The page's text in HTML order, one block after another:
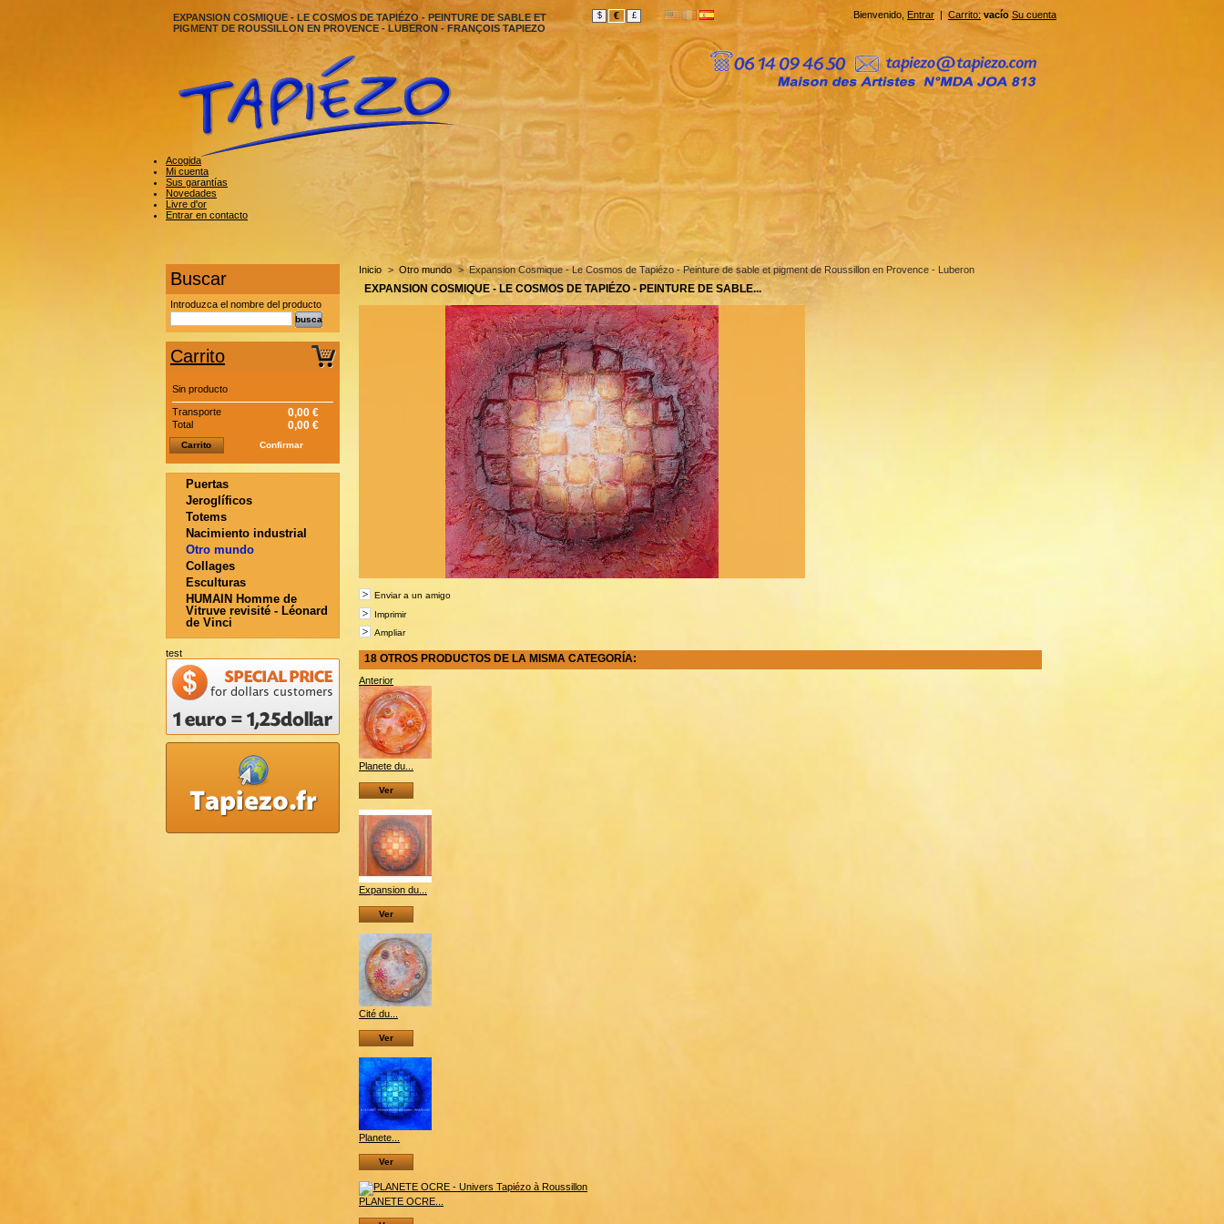
EXPANSION COSMIQUE - LE COSMOS DE TAPIÉZO - PEINTURE DE SABLE ET
PIGMENT DE ROUSSILLON EN PROVENCE - LUBERON - FRANÇOIS TAPIEZO
$ € £ Bienvenido, Entrar | Carrito: vacío Su cuenta
Acogida
Mi cuenta
Sus garantías
Novedades
Livre d'or
Entrar en contacto
Buscar
Introduzca el nombre del producto
Carrito
Sin producto
Transporte 0,00 €
Total 0,00 €
Carrito Confirmar
Puertas
Jeroglíficos
Totems
Nacimiento industrial
Otro mundo
Collages
Esculturas
HUMAIN Homme de
Vitruve revisité - Léonard
de Vinci
test
Inicio > Otro mundo > Expansion Cosmique - Le Cosmos de Tapiézo - Peinture de sable et pigment de Roussillon en Provence - Luberon
EXPANSION COSMIQUE - LE COSMOS DE TAPIÉZO - PEINTURE DE SABLE...
Enviar a un amigo
Imprimir
Ampliar
18 OTROS PRODUCTOS DE LA MISMA CATEGORÍA:
Anterior
Planete du...
Ver
Expansion du...
Ver
Cité du...
Ver
Planete...
Ver
PLANETE OCRE...